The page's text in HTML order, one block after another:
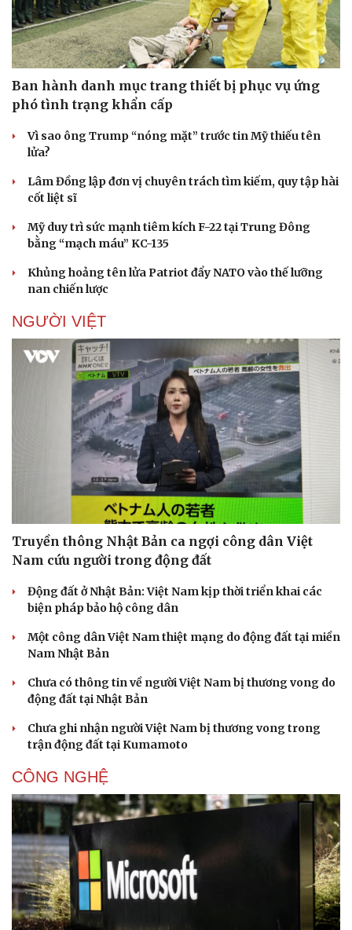
Thông tin doanh nghiệp
Doanh nghiệp 24h
Doanh nhân
Vì cộng đồng
Sành điệu
Trải nghiệm
Chuyển đổi số
Ban hành danh mục trang thiết bị phục vụ ứng
phó tình trạng khẩn cấp
Vì sao ông Trump “nóng mặt” trước tin Mỹ thiếu tên
lửa?
Lâm Đồng lập đơn vị chuyên trách tìm kiếm, quy tập hài
cốt liệt sĩ
Mỹ duy trì sức mạnh tiêm kích F-22 tại Trung Đông
bằng “mạch máu” KC-135
Khủng hoảng tên lửa Patriot đẩy NATO vào thế lưỡng
nan chiến lược
NGƯỜI VIỆT
Truyền thông Nhật Bản ca ngợi công dân Việt
Nam cứu người trong động đất
Động đất ở Nhật Bản: Việt Nam kịp thời triển khai các
biện pháp bảo hộ công dân
Một công dân Việt Nam thiệt mạng do động đất tại miền
Nam Nhật Bản
Chưa có thông tin về người Việt Nam bị thương vong do
động đất tại Nhật Bản
Chưa ghi nhận người Việt Nam bị thương vong trong
trận động đất tại Kumamoto
CÔNG NGHỆ